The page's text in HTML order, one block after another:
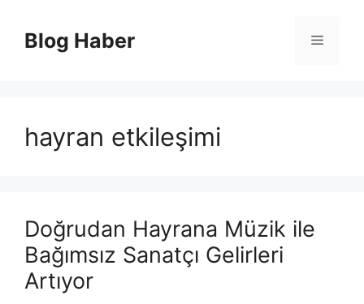
Blog Haber Menü
hayran etkileşimi
Doğrudan Hayrana Müzik ile
Bağımsız Sanatçı Gelirleri
Artıyor